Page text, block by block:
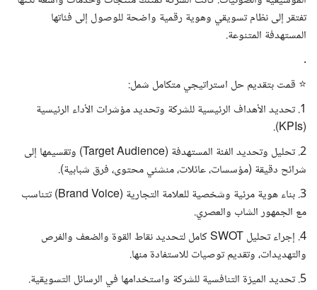
تفتقر إلى نظام تسويقي وهوية رقمية واضحة للوصول إلى فئاتها
المستهدفة المتنوعة.
.
⭐ قمت بتقديم حل استراتيجي متكامل شمل:
1. تحديد الأهداف الرئيسية للشركة وتحديد مؤشرات الأداء الرئيسية
(KPIs).
2. تحليل وتحديد الفئة المستهدفة (Target Audience) وتقسيمها إلى
شرائح دقيقة (مؤسسات، عائلات، منشئي محتوى، فرق شبابية).
3. بناء هوية مرئية وشخصية للعلامة التجارية (Brand Voice) تتناسب
مع الجمهور الشاب والعصري.
4. إجراء تحليل SWOT كامل لتحديد نقاط القوة والضعف والفرص
والتهديدات، وتقديم توصيات للاستفادة منها.
5. تحديد الميزة التنافسية للشركة واستخدامها في الرسائل التسويقية.